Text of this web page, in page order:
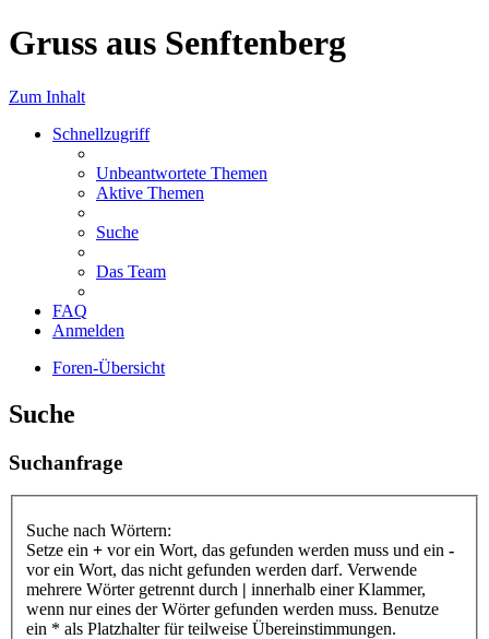
Gruss aus Senftenberg
Zum Inhalt
Schnellzugriff
Unbeantwortete Themen
Aktive Themen
Suche
Das Team
FAQ
Anmelden
Foren-Übersicht
Suche
Suchanfrage
Suche nach Wörtern:
Setze ein + vor ein Wort, das gefunden werden muss und ein -
vor ein Wort, das nicht gefunden werden darf. Verwende
mehrere Wörter getrennt durch | innerhalb einer Klammer,
wenn nur eines der Wörter gefunden werden muss. Benutze
ein * als Platzhalter für teilweise Übereinstimmungen.